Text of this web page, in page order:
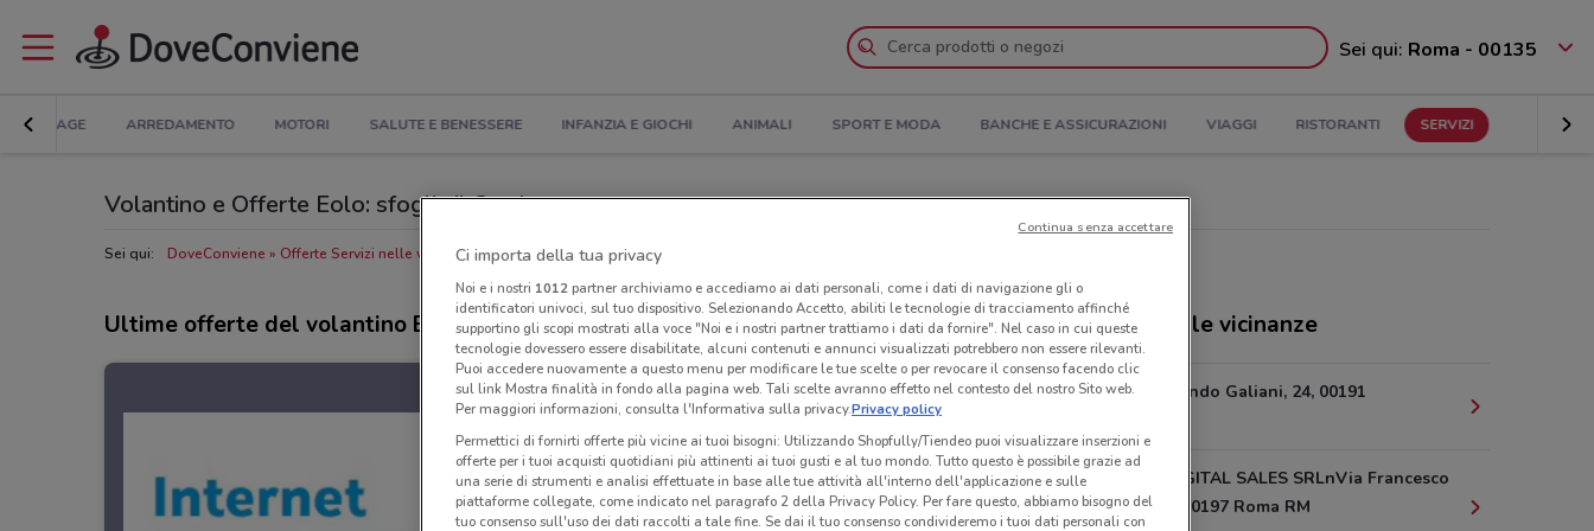
Sei qui: Roma - 00135
BRICOLAGE ARREDAMENTO MOTORI SALUTE E BENESSERE INFANZIA E GIOCHI ANIMALI SPORT E MODA BANCHE E ASSICURAZIONI VIAGGI RISTORANTI SERVIZI
Volantino e Offerte Eolo: sfoglia il Catalogo
Sei qui: DoveConviene Offerte Servizi nelle vicinanze Negozi Eolo nelle vicinanze
Ultime offerte del volantino Eolo Negozi Eolo nelle vicinanze
Via Ferdinando Galiani, 24, 00191
NETHEX DIGITAL SALES SRLnVia Francesco
Denza, 20, 00197 Roma RM
Ci importa della tua privacy
Noi e i nostri 1012partner archiviamo e accediamo ai dati personali, come i dati di navigazione gli o
identificatori univoci, sul tuo dispositivo. Selezionando Accetto, abiliti le tecnologie di tracciamento affinché
supportino gli scopi mostrati alla voce "Noi e i nostri partner trattiamo i dati da fornire". Nel caso in cui queste
tecnologie dovessero essere disabilitate, alcuni contenuti e annunci visualizzati potrebbero non essere rilevanti.
Puoi accedere nuovamente a questo menu per modificare le tue scelte o per revocare il consenso facendo clic
sul link Mostra finalità in fondo alla pagina web. Tali scelte avranno effetto nel contesto del nostro Sito web.
Per maggiori informazioni, consulta l'Informativa sulla privacy.Privacy policy
Permettici di fornirti offerte più vicine ai tuoi bisogni: Utilizzando Shopfully/Tiendeo puoi visualizzare inserzioni e
offerte per i tuoi acquisti quotidiani più attinenti ai tuoi gusti e al tuo mondo. Tutto questo è possibile grazie ad
una serie di strumenti e analisi effettuate in base alle tue attività all'interno dell'applicazione e sulle
piattaforme collegate, come indicato nel paragrafo 2 della Privacy Policy. Per fare questo, abbiamo bisogno del
tuo consenso sull'uso dei dati raccolti a tale fine. Se dai il tuo consenso condivideremo i tuoi dati personali con
Continua senza accettare